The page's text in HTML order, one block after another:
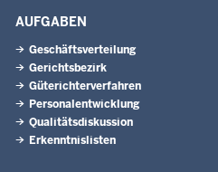
AUFGABEN
Geschäftsverteilung
Gerichtsbezirk
Güterichterverfahren
Personalentwicklung
Qualitätsdiskussion
Erkenntnislisten